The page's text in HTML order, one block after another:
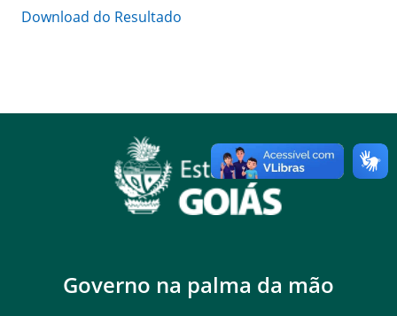
Download do Resultado
Governo na palma da mão